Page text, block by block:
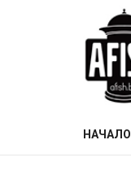
НАЧАЛО